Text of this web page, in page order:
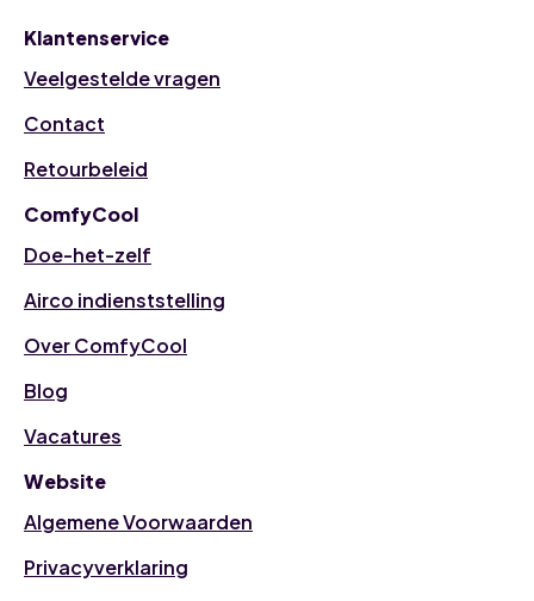
Klantenservice
Veelgestelde vragen
Contact
Retourbeleid
ComfyCool
Doe-het-zelf
Airco indienststelling
Over ComfyCool
Blog
Vacatures
Website
Algemene Voorwaarden
Privacyverklaring